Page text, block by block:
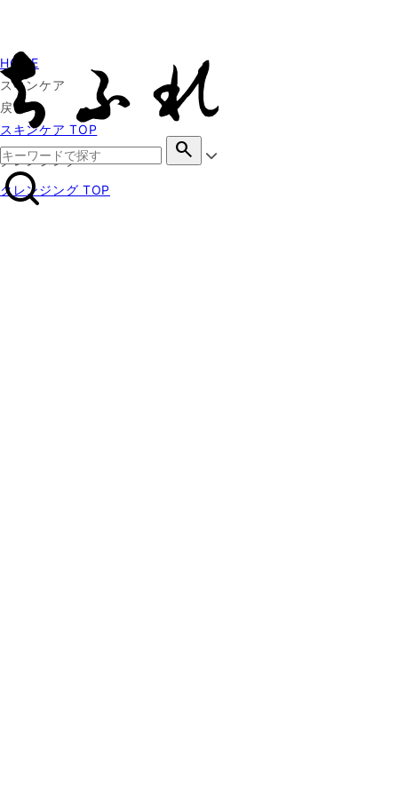
search
HOME
スキンケア
戻る
スキンケア TOP
クレンジング
クレンジング TOP